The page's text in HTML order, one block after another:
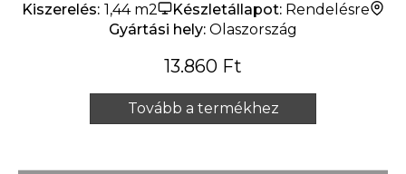
Kiszerelés: 1,44 m2 Készletállapot: Rendelésre
Gyártási hely: Olaszország
13.860 Ft
Tovább a termékhez